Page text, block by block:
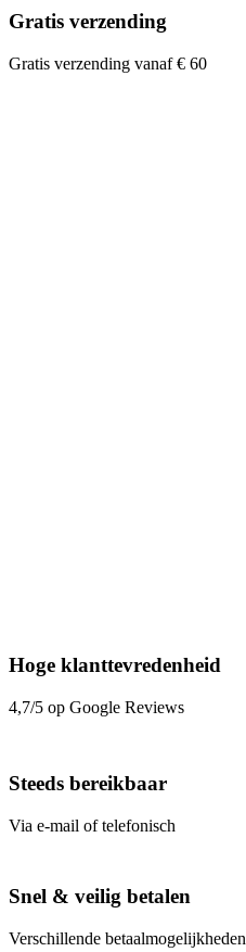
Gratis verzending
Gratis verzending vanaf € 60
Hoge klanttevredenheid
4,7/5 op Google Reviews
Steeds bereikbaar
Via e-mail of telefonisch
Snel & veilig betalen
Verschillende betaalmogelijkheden